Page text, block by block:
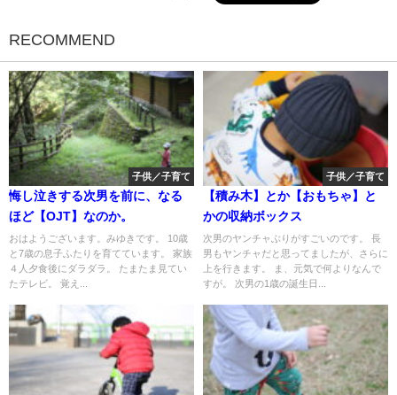
RECOMMEND
子供／子育て
悔し泣きする次男を前に、なる
ほど【OJT】なのか。
おはようございます。みゆきです。 10歳
と7歳の息子ふたりを育てています。 家族
４人夕食後にダラダラ。 たまたま見てい
たテレビ。 覚え...
子供／子育て
【積み木】とか【おもちゃ】と
かの収納ボックス
次男のヤンチャぶりがすごいのです。 長
男もヤンチャだと思ってましたが、さらに
上を行きます。 ま、元気で何よりなんで
すが。 次男の1歳の誕生日...